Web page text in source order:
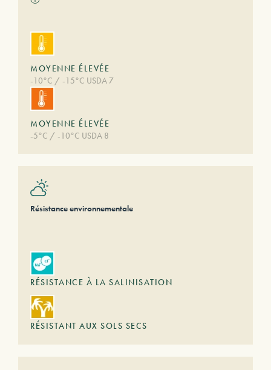
MOYENNE ÉLEVÉE
-10°C / -15°C USDA 7
MOYENNE ÉLEVÉE
-5°C / -10°C USDA 8
Résistance environnementale
RÉSISTANCE À LA SALINISATION
RÉSISTANT AUX SOLS SECS